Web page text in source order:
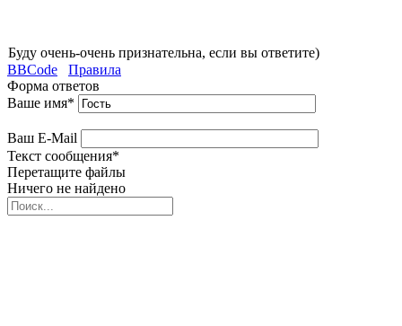
Буду очень-очень признательна, если вы ответите)
BBCode
Правила
Форма ответов
Ваше имя*
Ваш E-Mail
Текст сообщения*
Перетащите файлы
Ничего не найдено